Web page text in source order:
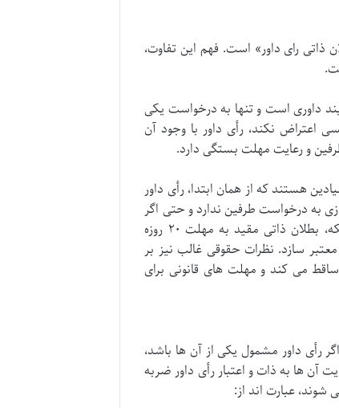
ذاتی رای داور» است. فهم این تفاوت،
داوری است و تنها به درخواست یکی
بگذرد و کسی اعتراض نکند، رأی داور با وجود آن
و رعایت مهلت بستگی دارد.
هستند که از همان ابتدا، رأی داور
به درخواست طرفین ندارد و حتی اگر
کسی اعتراض هم نکند، رأی همچنان باطل است و نباید اجرا شود. مهم تر آنکه، بطلان ذاتی مقید به مهلت ۲۰ روزه
سازد. نظرات حقوقی غالب نیز بر
می کند و مهلت های قانونی برای
رأی داور مشمول یکی از آن ها باشد،
آن ها به ذات و اعتبار رأی داور ضربه
شوند، عبارت اند از: